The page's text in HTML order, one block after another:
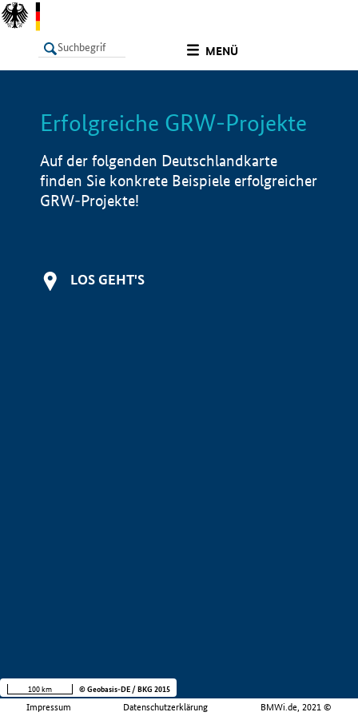
MENÜ
LISTE Info
Erfolgreiche GRW-Projekte
Auf der folgenden Deutschlandkarte
finden Sie konkrete Beispiele erfolgreicher
GRW-Projekte!
LOS GEHT'S
Impressum Datenschutzerklärung BMWi.de, 2021 ©
100 km © Geobasis-DE / BKG 2015